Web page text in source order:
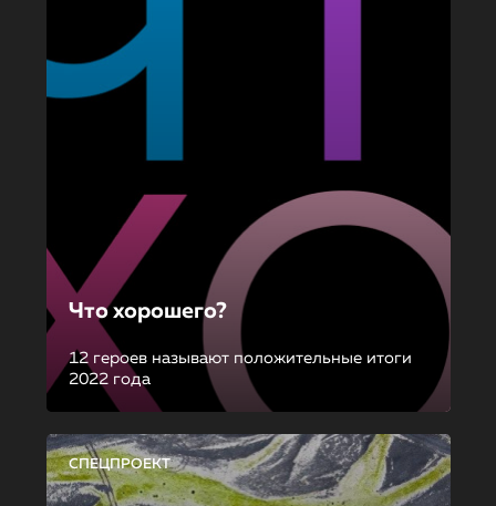
Что хорошего?
12 героев называют положительные итоги
2022 года
СПЕЦПРОЕКТ